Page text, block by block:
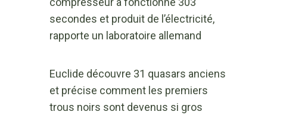
secondes et produit de l’électricité,
rapporte un laboratoire allemand
Euclide découvre 31 quasars anciens
et précise comment les premiers
trous noirs sont devenus si gros